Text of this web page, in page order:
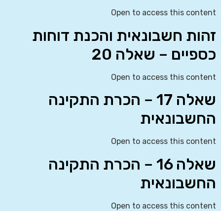
Open to access this content
זהות חשבונאית והכנת דוחות
כספיים – שאלה 20
Open to access this content
שאלה 17 – הכרת התקינה
החשבונאית
Open to access this content
שאלה 16 – הכרת התקינה
החשבונאית
Open to access this content